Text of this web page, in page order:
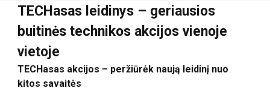
TECHasas leidinys – geriausios
buitinės technikos akcijos vienoje
vietoje
TECHasas akcijos – peržiūrėk naują leidinį nuo
kitos savaitės